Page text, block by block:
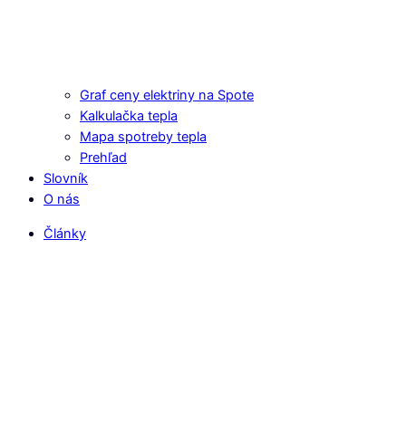
Graf ceny elektriny na Spote
Kalkulačka tepla
Mapa spotreby tepla
Prehľad
Slovník
O nás
Články